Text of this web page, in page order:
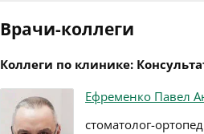
Врачи-коллеги
Коллеги по клинике:
Ефременко Павел
стоматолог-ортопед